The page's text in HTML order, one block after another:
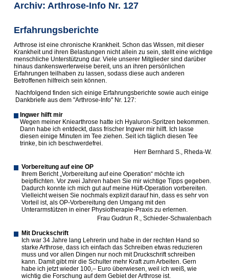
Archiv: Arthrose-Info Nr. 127
Erfahrungsberichte
Arthrose ist eine chronische Krankheit. Schon das Wissen, mit dieser
Krankheit und ihren Belastungen nicht allein zu sein, stellt eine wichtige
menschliche Unterstützung dar. Viele unserer Mitglieder sind darüber
hinaus dankenswerterweise bereit, uns an ihren persönlichen
Erfahrungen teilhaben zu lassen, sodass diese auch anderen
Betroffenen hilfreich sein können.
Nachfolgend finden sich einige Erfahrungsberichte sowie auch einige
Dankbriefe aus dem "Arthrose-Info" Nr. 127:
Ingwer hilft mir
Wegen meiner Kniearthrose hatte ich Hyaluron-Spritzen bekommen.
Dann habe ich entdeckt, dass frischer Ingwer mir hilft. Ich lasse
diesen einige Minuten im Tee ziehen. Seit ich täglich diesen Tee
trinke, bin ich beschwerdefrei.
Herr Bernhard S., Rheda-W.
Vorbereitung auf eine OP
Ihrem Bericht „Vorbereitung auf eine Operation“ möchte ich
beipflichten. Vor zwei Jahren haben Sie mir wichtige Tipps gegeben.
Dadurch konnte ich mich gut auf meine Hüft-Operation vorbereiten.
Vielleicht weisen Sie nochmals explizit darauf hin, dass es sehr von
Vorteil ist, als OP-Vorbereitung den Umgang mit den
Unterarmstützen in einer Physiotherapie-Praxis zu erlernen.
Frau Gudrun R., Schieder-Schwalenbach
Mit Druckschrift
Ich war 34 Jahre lang Lehrerin und habe in der rechten Hand so
starke Arthrose, dass ich einfach das Schreiben etwas reduzieren
muss und vor allen Dingen nur noch mit Druckschrift schreiben
kann. Damit gibt mir die Schulter mehr Kraft zum Arbeiten. Gern
habe ich jetzt wieder 100,– Euro überwiesen, weil ich weiß, wie
wichtig die Forschung auf dem Gebiet der Arthrose ist.